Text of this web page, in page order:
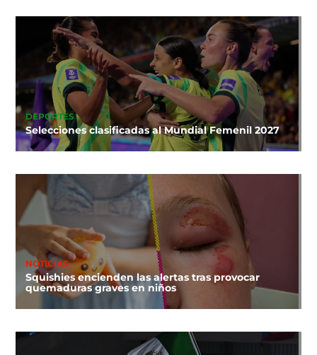
DEPORTES
Selecciones clasificadas al Mundial Femenil 2027
NOTICIAS
Squishies encienden las alertas tras provocar
quemaduras graves en niños